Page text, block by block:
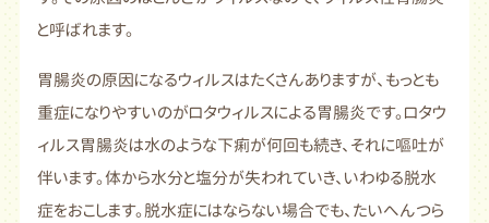
と呼ばれます。
胃腸炎の原因になるウィルスはたくさんありますが、もっとも
重症になりやすいのがロタウィルスによる胃腸炎です。ロタウ
ィルス胃腸炎は水のような下痢が何回も続き、それに嘔吐が
伴います。体から水分と塩分が失われていき、いわゆる脱水
症をおこします。脱水症にはならない場合でも、たいへんつら